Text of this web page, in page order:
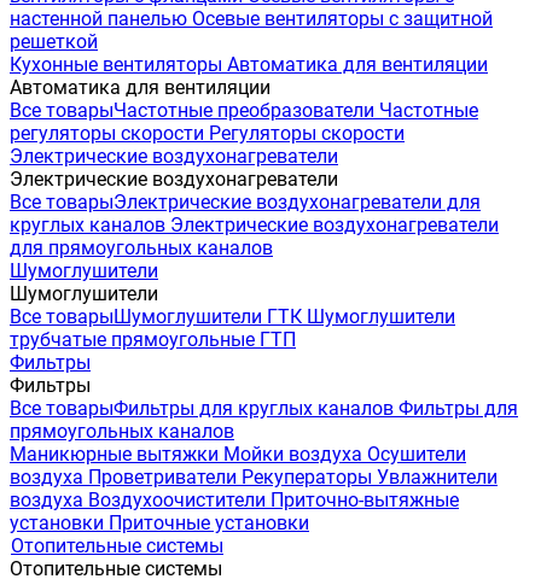
настенной панелью Осевые вентиляторы с защитной
решеткой
Кухонные вентиляторы Автоматика для вентиляции
Автоматика для вентиляции
Все товарыЧастотные преобразователи Частотные
регуляторы скорости Регуляторы скорости
Электрические воздухонагреватели
Электрические воздухонагреватели
Все товарыЭлектрические воздухонагреватели для
круглых каналов Электрические воздухонагреватели
для прямоугольных каналов
Шумоглушители
Шумоглушители
Все товарыШумоглушители ГТК Шумоглушители
трубчатые прямоугольные ГТП
Фильтры
Фильтры
Все товарыФильтры для круглых каналов Фильтры для
прямоугольных каналов
Маникюрные вытяжки Мойки воздуха Осушители
воздуха Проветриватели Рекуператоры Увлажнители
воздуха Воздухоочистители Приточно-вытяжные
установки Приточные установки
Отопительные системы
Отопительные системы